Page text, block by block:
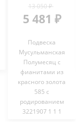
13 050 ₽
5 481 ₽
Подвеска
Мусульманская
Полумесяц с
фианитами из
красного золота
585 с
родированием
3221907 1 1 1